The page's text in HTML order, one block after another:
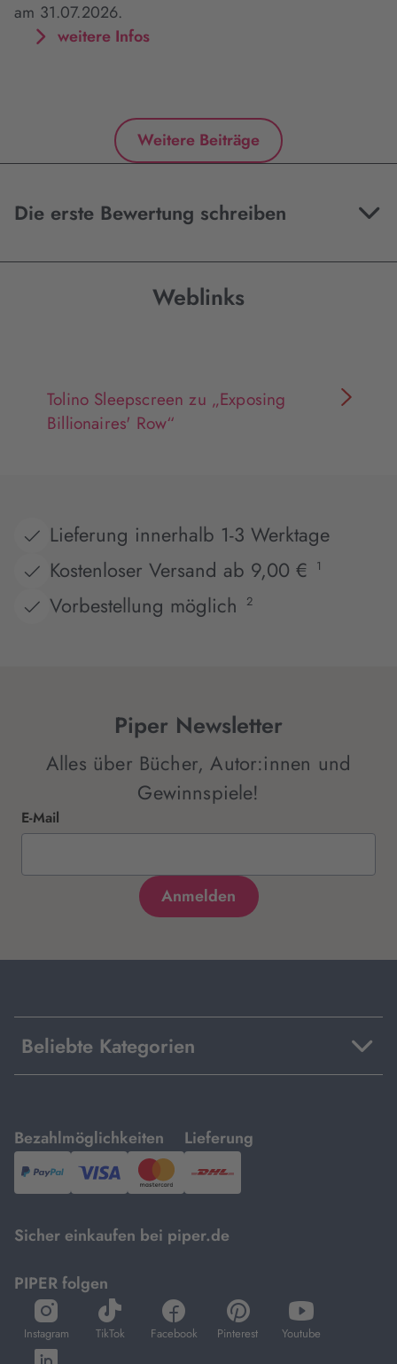
am 31.07.2026.
weitere Infos
Weitere Beiträge
Die erste Bewertung schreiben
Weblinks
Tolino Sleepscreen zu „Exposing
Billionaires' Row“
Lieferung innerhalb 1-3 Werktage
Kostenloser Versand ab 9,00 €
1
Vorbestellung möglich 2
Piper Newsletter
Alles über Bücher, Autor:innen und
Gewinnspiele!
E-Mail
Beliebte Kategorien
Bezahlmöglichkeiten
mit
PayPal,Visa
und
Lieferung
mit
DHL.
Sicher einkaufen bei piper.de
PIPER folgen
Instagram
öffnet
in
neuem
TikTok
öffnet
in
Facebook
öffnet
in
Pinterest
öffnet
in
Youtube
öffnet
in
öffnet